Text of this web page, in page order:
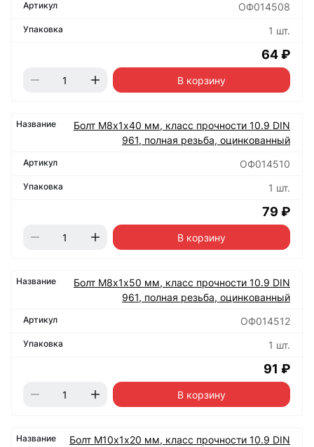
ОФ014508
1 шт.
64 ₽
В корзину
Болт М8х1х40 мм, класс прочности 10.9 DIN
961, полная резьба, оцинкованный
ОФ014510
1 шт.
79 ₽
В корзину
Болт М8х1х50 мм, класс прочности 10.9 DIN
961, полная резьба, оцинкованный
ОФ014512
1 шт.
91 ₽
В корзину
Болт М10х1х20 мм, класс прочности 10.9 DIN